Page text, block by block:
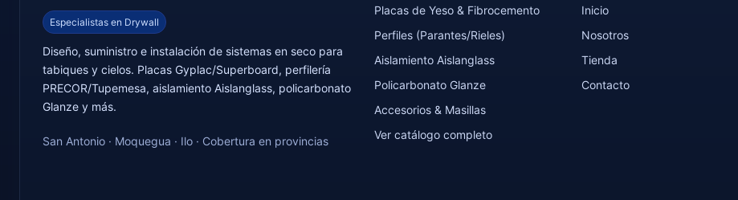
Especialistas en Drywall
Diseño, suministro e instalación de sistemas en seco para
tabiques y cielos. Placas Gyplac/Superboard, perfilería
PRECOR/Tupemesa, aislamiento Aislanglass, policarbonato
Glanze y más.
San Antonio · Moquegua · Ilo · Cobertura en provincias
Placas de Yeso & Fibrocemento
Perfiles (Parantes/Rieles)
Aislamiento Aislanglass
Policarbonato Glanze
Accesorios & Masillas
Ver catálogo completo
Inicio
Nosotros
Tienda
Contacto